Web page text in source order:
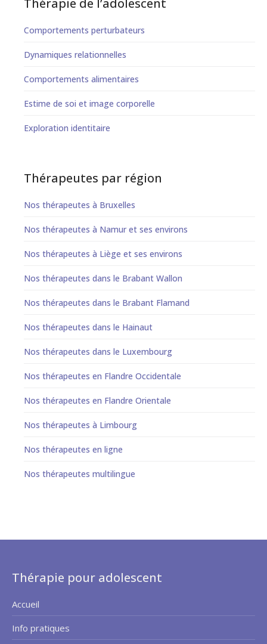
Thérapie de l’adolescent
Comportements perturbateurs
Dynamiques relationnelles
Comportements alimentaires
Estime de soi et image corporelle
Exploration identitaire
Thérapeutes par région
Nos thérapeutes à Bruxelles
Nos thérapeutes à Namur et ses environs
Nos thérapeutes à Liège et ses environs
Nos thérapeutes dans le Brabant Wallon
Nos thérapeutes dans le Brabant Flamand
Nos thérapeutes dans le Hainaut
Nos thérapeutes dans le Luxembourg
Nos thérapeutes en Flandre Occidentale
Nos thérapeutes en Flandre Orientale
Nos thérapeutes à Limbourg
Nos thérapeutes en ligne
Nos thérapeutes multilingue
Thérapie pour adolescent
Accueil
Info pratiques